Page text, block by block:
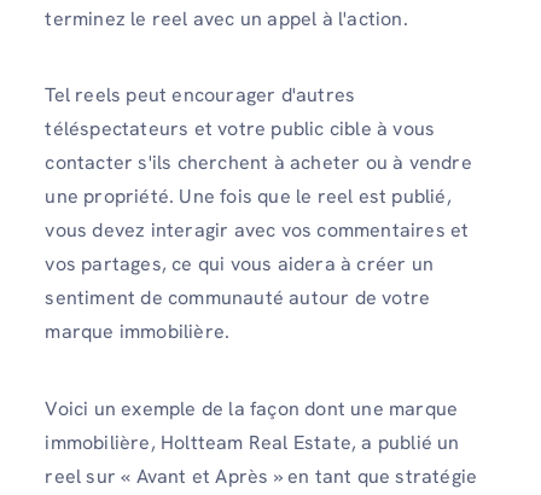
terminez le reel avec un appel à l'action.
Tel reels peut encourager d'autres
téléspectateurs et votre public cible à vous
contacter s'ils cherchent à acheter ou à vendre
une propriété. Une fois que le reel est publié,
vous devez interagir avec vos commentaires et
vos partages, ce qui vous aidera à créer un
sentiment de communauté autour de votre
marque immobilière.
Voici un exemple de la façon dont une marque
immobilière, Holtteam Real Estate, a publié un
reel sur « Avant et Après » en tant que stratégie